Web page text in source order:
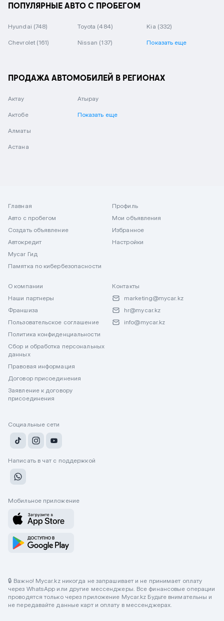
ПОПУЛЯРНЫЕ АВТО С ПРОБЕГОМ
Hyundai (748) Toyota (484) Kia (332)
Chevrolet (161) Nissan (137) Показать еще
ПРОДАЖА АВТОМОБИЛЕЙ В РЕГИОНАХ
Актау
Актобе
Алматы
Астана
Атырау
Показать еще
Главная
Авто с пробегом
Создать объявление
Автокредит
Mycar Гид
Памятка по кибербезопасности
Профиль
Мои объявления
Избранное
Настройки
О компании
Наши партнеры
Франшиза
Пользовательское соглашение
Политика конфиденциальности
Сбор и обработка персональных
данных
Правовая информация
Договор присоединения
Заявление к договору
присоединения
Контакты
marketing@mycar.kz
hr@mycar.kz
info@mycar.kz
Социальные сети
Написать в чат с поддержкой
Мобильное приложение
🔒 Важно! Mycar.kz никогда не запрашивает и не принимает оплату
через WhatsApp или другие мессенджеры. Все финансовые операции
проводятся только через приложение Mycar.kz Будьте внимательны и
не передавайте данные карт и оплату в мессенджерах.